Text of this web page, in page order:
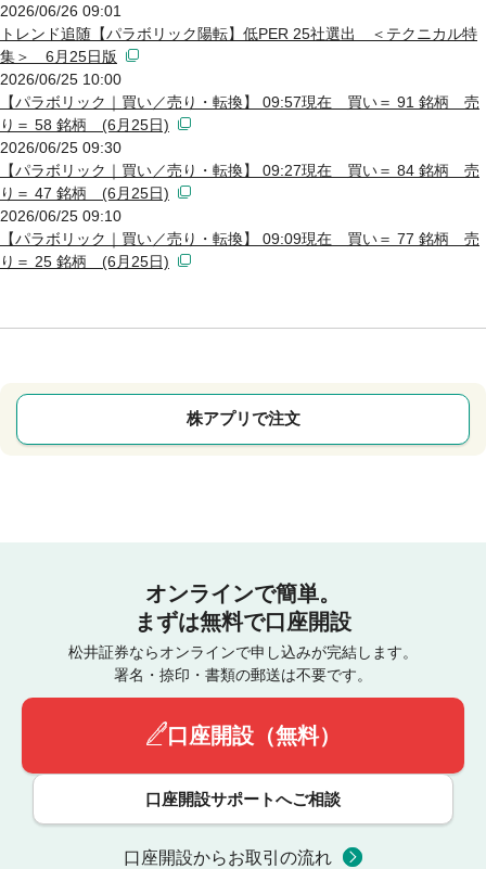
2026/06/26 09:01
トレンド追随【パラボリック陽転】低PER 25社選出 ＜テクニカル特
集＞ 6月25日版
2026/06/25 10:00
【パラボリック｜買い／売り・転換】 09:57現在 買い＝ 91 銘柄 売
り＝ 58 銘柄 (6月25日)
2026/06/25 09:30
【パラボリック｜買い／売り・転換】 09:27現在 買い＝ 84 銘柄 売
り＝ 47 銘柄 (6月25日)
2026/06/25 09:10
【パラボリック｜買い／売り・転換】 09:09現在 買い＝ 77 銘柄 売
り＝ 25 銘柄 (6月25日)
株アプリで注文
オンラインで簡単。
まずは無料で口座開設
松井証券ならオンラインで申し込みが完結します。
署名・捺印・書類の郵送は不要です。
口座開設（無料）
口座開設サポートへご相談
口座開設からお取引の流れ